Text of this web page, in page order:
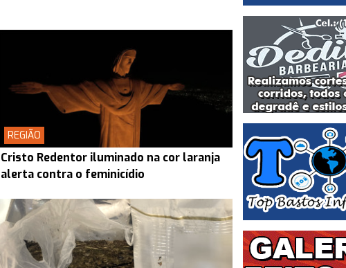
REGIÃO
Cristo Redentor iluminado na cor laranja
alerta contra o feminicídio